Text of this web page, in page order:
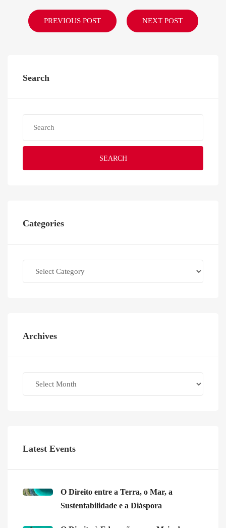
PREVIOUS POST NEXT POST
Search
SEARCH
Categories
Archives
Latest Events
O Direito entre a Terra, o Mar, a
Sustentabilidade e a Diáspora